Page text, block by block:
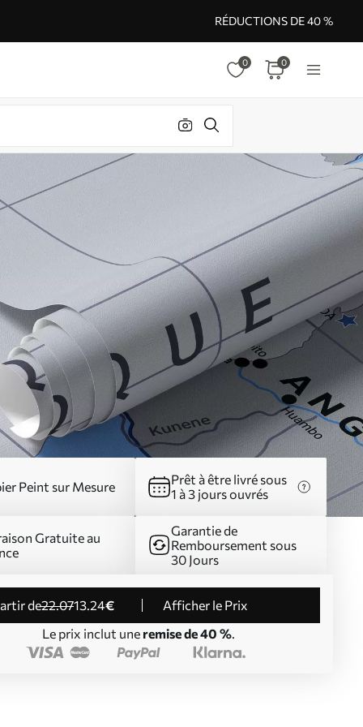
RÉDUCTIONS DE 40 %
0 0
Peint sur Mesure
Prêt à être livré sous
1 à 3 jours ouvrés
Gratuite au
Garantie de
Remboursement sous
30 Jours
de22.0713.24€
Afficher le Prix
Le prix inclut une remise de 40 %.